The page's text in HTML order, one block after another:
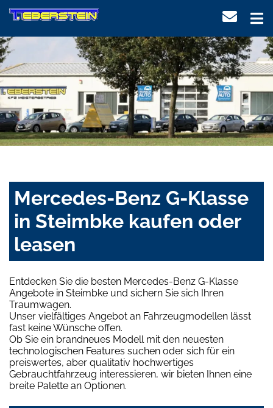
Mercedes-Benz G-Klasse
in Steimbke kaufen oder
leasen
Entdecken Sie die besten Mercedes-Benz G-Klasse
Angebote in Steimbke und sichern Sie sich Ihren
Traumwagen.
Unser vielfältiges Angebot an Fahrzeugmodellen lässt
fast keine Wünsche offen.
Ob Sie ein brandneues Modell mit den neuesten
technologischen Features suchen oder sich für ein
preiswertes, aber qualitativ hochwertiges
Gebrauchtfahrzeug interessieren, wir bieten Ihnen eine
breite Palette an Optionen.